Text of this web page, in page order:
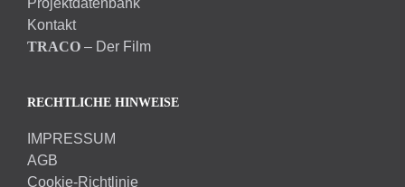
Kontakt
TRACO – Der Film
RECHTLICHE HINWEISE
IMPRESSUM
AGB
Cookie-Richtlinie